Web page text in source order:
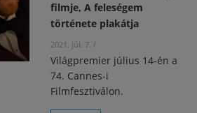
filmje, A feleségem
története plakátja
2021. júl. 7. /
Világpremier július 14-én a
74. Cannes-i
Filmfesztiválon.